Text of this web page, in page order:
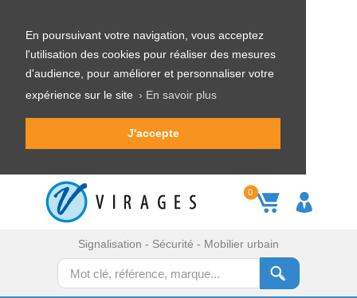
En poursuivant votre navigation, vous acceptez
l'utilisation des cookies pour réaliser des mesures
d'audience, pour améliorer et personnaliser votre
expérience sur le site › En savoir plus
J'accepte
0
Signalisation - Sécurité - Mobilier urbain